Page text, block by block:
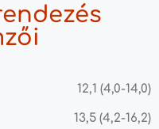
12,1 (4,0-14,0)
13,5 (4,2-16,2)